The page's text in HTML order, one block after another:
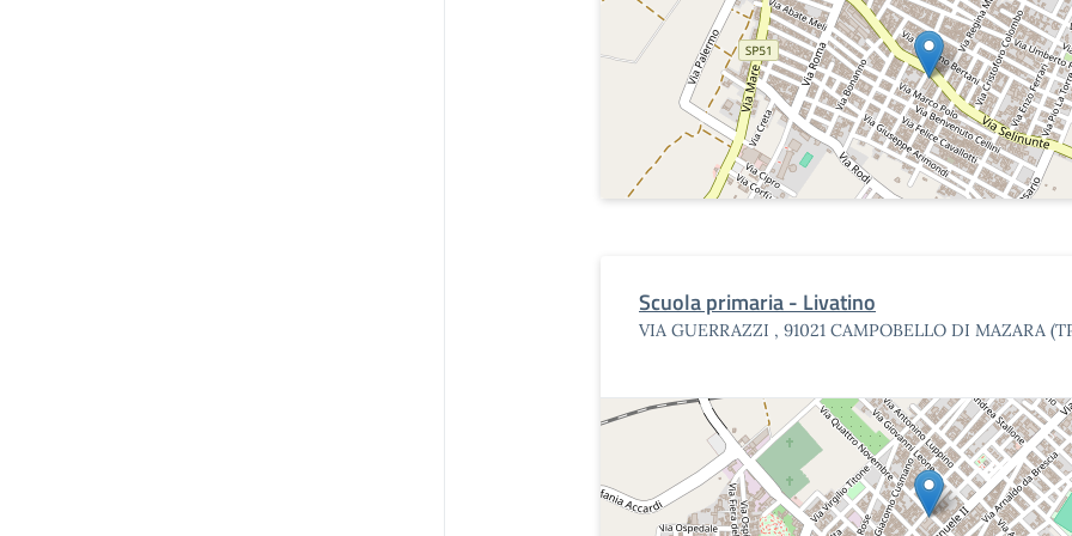
Scuola primaria - Livatino
VIA GUERRAZZI , 91021 CAMPOBELLO DI MAZARA